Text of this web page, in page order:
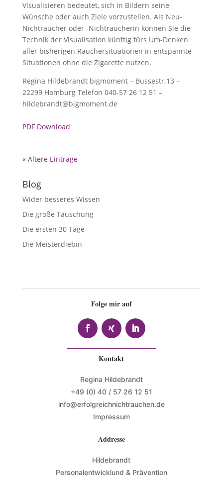
Visualisieren bedeutet, sich in Bildern seine
Wünsche oder auch Ziele vorzustellen. Als Neu-
Nichtraucher oder -Nichtraucherin können Sie die
Technik der Visualisation künftig fürs Um-Denken
aller bisherigen Rauchersituationen in entspannte
Situationen ohne die Zigarette nutzen.
Regina Hildebrandt bigmoment – Bussestr.13 –
22299 Hamburg Telefon 040-57 26 12 51 –
hildebrandt@bigmoment.de
PDF Download
« Ältere Einträge
Blog
Wider besseres Wissen
Die große Täuschung
Die ersten 30 Tage
Die Meisterdiebin
Folge mir auf
Kontakt
Regina Hildebrandt
+49 (0) 40 / 57 26 12 51
info@erfolgreichnichtrauchen.de
Impressum
Addresse
Hildebrandt
Personalentwicklund & Prävention